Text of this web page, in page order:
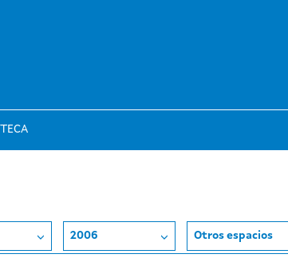
2006 Otros espacios